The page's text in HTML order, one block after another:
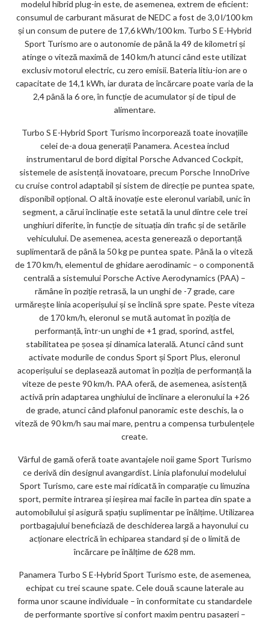
modelul hibrid plug-in este, de asemenea, extrem de eficient:
consumul de carburant măsurat de NEDC a fost de 3,0 l/100 km
și un consum de putere de 17,6 kWh/100 km. Turbo S E-Hybrid
Sport Turismo are o autonomie de până la 49 de kilometri și
atinge o viteză maximă de 140 km/h atunci când este utilizat
exclusiv motorul electric, cu zero emisii. Bateria litiu-ion are o
capacitate de 14,1 kWh, iar durata de încărcare poate varia de la
2,4 până la 6 ore, în funcție de acumulator și de tipul de
alimentare.
Turbo S E-Hybrid Sport Turismo încorporează toate inovațiile
celei de-a doua generații Panamera. Acestea includ
instrumentarul de bord digital Porsche Advanced Cockpit,
sistemele de asistență inovatoare, precum Porsche InnoDrive
cu cruise control adaptabil și sistem de direcție pe puntea spate,
disponibil opțional. O altă inovație este eleronul variabil, unic în
segment, a cărui înclinație este setată la unul dintre cele trei
unghiuri diferite, în funcție de situația din trafic și de setările
vehiculului. De asemenea, acesta generează o deportanță
suplimentară de până la 50 kg pe puntea spate. Până la o viteză
de 170 km/h, elementul de ghidare aerodinamic – o componentă
centrală a sistemului Porsche Active Aerodynamics (PAA) –
rămâne în poziție retrasă, la un unghi de -7 grade, care
urmărește linia acoperișului și se înclină spre spate. Peste viteza
de 170 km/h, eleronul se mută automat în poziția de
performanță, într-un unghi de +1 grad, sporind, astfel,
stabilitatea pe șosea și dinamica laterală. Atunci când sunt
activate modurile de condus Sport și Sport Plus, eleronul
acoperișului se deplasează automat în poziția de performanță la
viteze de peste 90 km/h. PAA oferă, de asemenea, asistență
activă prin adaptarea unghiului de înclinare a eleronului la +26
de grade, atunci când plafonul panoramic este deschis, la o
viteză de 90 km/h sau mai mare, pentru a compensa turbulențele
create.
Vârful de gamă oferă toate avantajele noii game Sport Turismo
ce derivă din designul avangardist. Linia plafonului modelului
Sport Turismo, care este mai ridicată în comparație cu limuzina
sport, permite intrarea și ieșirea mai facile în partea din spate a
automobilului și asigură spațiu suplimentar pe înălțime. Utilizarea
portbagajului beneficiază de deschiderea largă a hayonului cu
acționare electrică în echiparea standard și de o limită de
încărcare pe înălțime de 628 mm.
Panamera Turbo S E-Hybrid Sport Turismo este, de asemenea,
echipat cu trei scaune spate. Cele două scaune laterale au
forma unor scaune individuale – în conformitate cu standardele
de performanțe sportive și confort maxim pentru pasageri –